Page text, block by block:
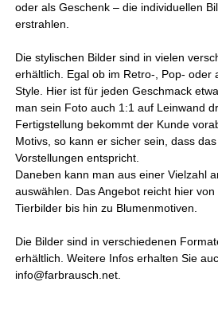
oder als Geschenk – die individuellen
erstrahlen.
Die stylischen Bilder sind in vielen
erhältlich. Egal ob im Retro-, Pop- oder
Style. Hier ist für jeden Geschmack
man sein Foto auch 1:1 auf Leinwand
Fertigstellung bekommt der Kunde
Motivs, so kann er sicher sein, dass
Vorstellungen entspricht.
Daneben kann man aus einer Vielzahl
auswählen. Das Angebot reicht hier
Tierbilder bis hin zu Blumenmotiven.
Die Bilder sind in verschiedenen
erhältlich. Weitere Infos erhalten Sie
info@farbrausch.net.